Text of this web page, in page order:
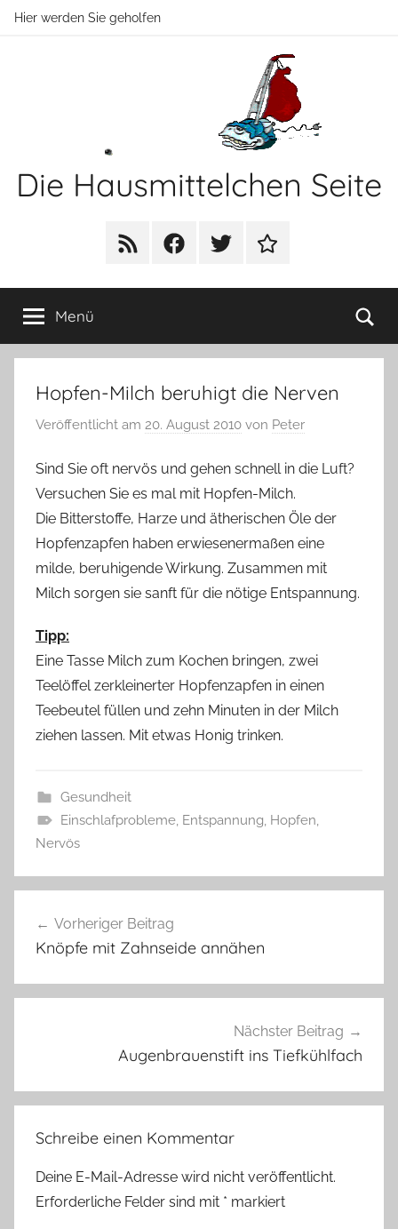
ZumHier werden Sie geholfen
Die Hausmittelchen Seite
RSS FacebookTwitter Newsletter
Menü
Hopfen-Milch beruhigt die Nerven
Veröffentlicht am 20. August 2010 von Peter
Sind Sie oft nervös und gehen schnell in die Luft?
Versuchen Sie es mal mit Hopfen-Milch.
Die Bitterstoffe, Harze und ätherischen Öle der
Hopfenzapfen haben erwiesenermaßen eine
milde, beruhigende Wirkung. Zusammen mit
Milch sorgen sie sanft für die nötige Entspannung.
Tipp:
Eine Tasse Milch zum Kochen bringen, zwei
Teelöffel zerkleinerter Hopfenzapfen in einen
Teebeutel füllen und zehn Minuten in der Milch
ziehen lassen. Mit etwas Honig trinken.
Gesundheit
Einschlafprobleme, Entspannung, Hopfen,
Nervös
Vorheriger Beitrag
Knöpfe mit Zahnseide annähen
Nächster Beitrag
Augenbrauenstift ins Tiefkühlfach
Schreibe einen Kommentar
Deine E-Mail-Adresse wird nicht veröffentlicht.
Erforderliche Felder sind mit * markiert